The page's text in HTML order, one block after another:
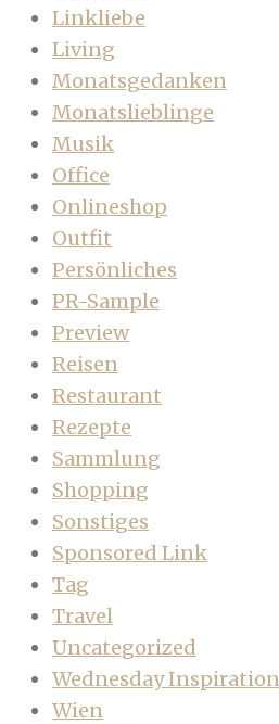
Linkliebe
Living
Monatsgedanken
Monatslieblinge
Musik
Office
Onlineshop
Outfit
Persönliches
PR-Sample
Preview
Reisen
Restaurant
Rezepte
Sammlung
Shopping
Sonstiges
Sponsored Link
Tag
Travel
Uncategorized
Wednesday Inspiration
Wien